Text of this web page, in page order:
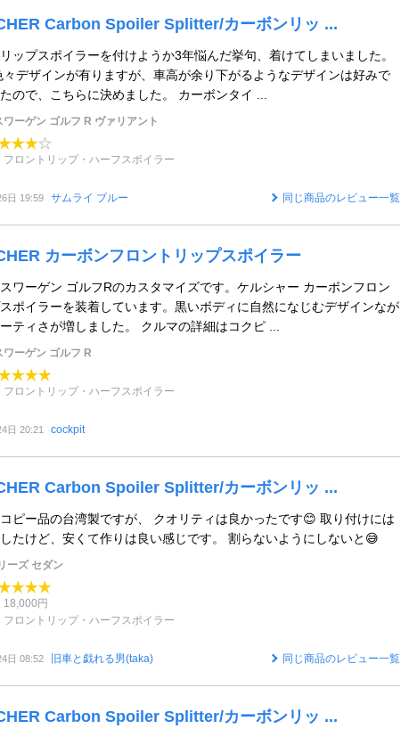
Carbon Spoiler Splitter/カーボンリッ ...
ップスポイラーを付けようか3年悩んだ挙句、着けてしまいました。
々デザインが有りますが、車高が余り下がるようなデザインは好みで
ので、こちらに決めました。 カーボンタイ ...
ワーゲン ゴルフ R ヴァリアント
フロントリップ・ハーフスポイラー
日 19:59 サムライ ブルー 同じ商品のレビュー一覧
カーボンフロントリップスポイラー
ワーゲン ゴルフRのカスタマイズです。ケルシャー カーボンフロン
スポイラーを装着しています。黒いボディに自然になじむデザインなが
ティさが増しました。 クルマの詳細はコクピ ...
ワーゲン ゴルフ R
フロントリップ・ハーフスポイラー
日 20:21 cockpit
Carbon Spoiler Splitter/カーボンリッ ...
ピー品の台湾製ですが、 クオリティは良かったです😊 取り付けには
たけど、安くて作りは良い感じです。 割らないようにしないと😅
ーズ セダン
18,000円
フロントリップ・ハーフスポイラー
日 08:52 旧車と戯れる男(taka) 同じ商品のレビュー一覧
Carbon Spoiler Splitter/カーボンリッ ...